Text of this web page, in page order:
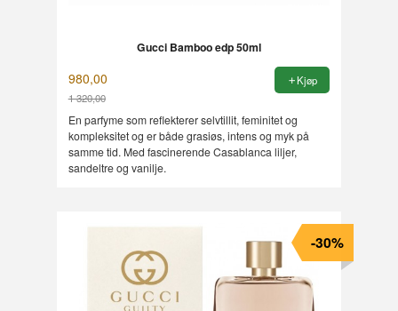
Gucci Bamboo edp 50ml
980,00
1 320,00
Rabatt
Kjøp
En parfyme som reflekterer selvtillit, feminitet og
kompleksitet og er både grasiøs, intens og myk på
samme tid. Med fascinerende Casablanca liljer,
sandeltre og vanilje.
-30%